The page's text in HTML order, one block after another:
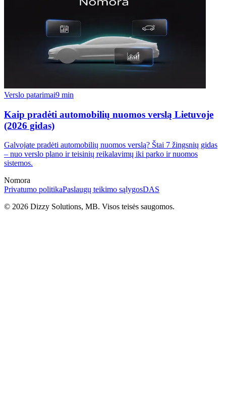
Verslo patarimai9 min
Kaip pradėti automobilių nuomos verslą Lietuvoje
(2026 gidas)
Galvojate pradėti automobilių nuomos verslą? Štai 7 žingsnių gidas
– nuo verslo plano ir teisinių reikalavimų iki parko ir nuomos
sistemos.
Nomora
Privatumo politikaPaslaugų teikimo sąlygosDAS
© 2026 Dizzy Solutions, MB. Visos teisės saugomos.